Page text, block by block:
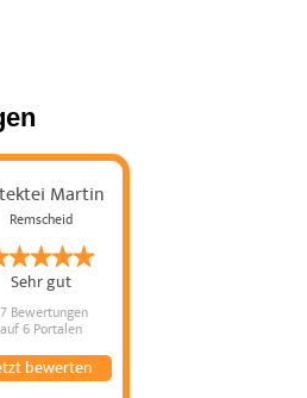
Martin
Remscheid
Sehr gut
Bewertungen
auf 6 Portalen
bewerten